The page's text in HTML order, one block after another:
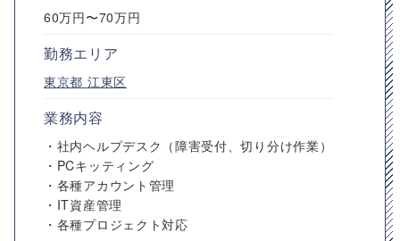
60万円〜70万円
勤務エリア
東京都 江東区
業務内容
・社内ヘルプデスク（障害受付、切り分け作業）
・PCキッティング
・各種アカウント管理
・IT資産管理
・各種プロジェクト対応